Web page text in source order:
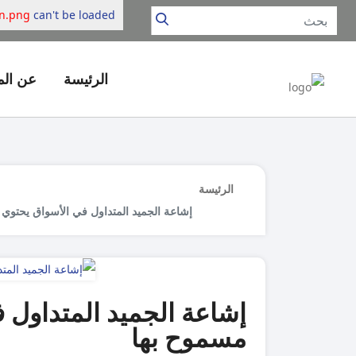
الرئيسة عن
الرئيسة
إشاعة الجميد المتداول في الأسواق يحتوي على مواد غير مسموح بها
إشاعة الجميد
مسموح بها
can't be loaded.